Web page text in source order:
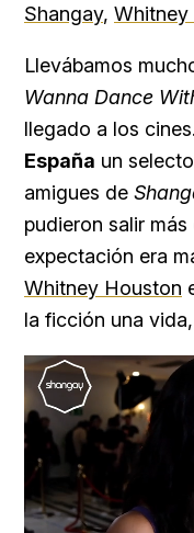
Shangay, Whitney
Llevábamos
Wanna Dance
llegado a los
España un
amigues de
pudieron salir
expectación era
Whitney Houston
la ficción una